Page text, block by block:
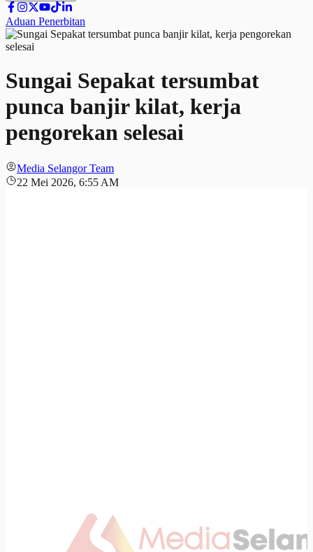
Aduan Penerbitan
Sungai Sepakat tersumbat
punca banjir kilat, kerja
pengorekan selesai
Media Selangor Team
22 Mei 2026, 6:55 AM